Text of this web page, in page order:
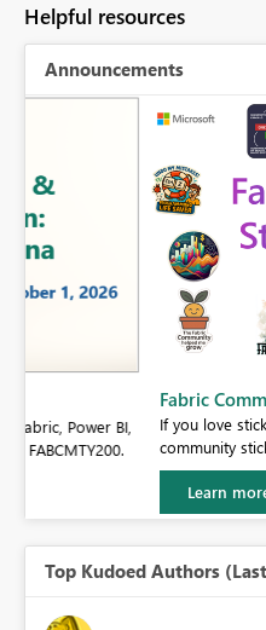
Helpful resources
Announcements
Fabric Community
If you love stickers, then you
community sticker challenge,
Top Kudoed Authors